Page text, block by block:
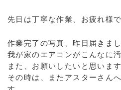
先日は丁寧な作業、お疲れ様で
作業完了の写真、昨日届きまし
我が家のエアコンがこんなに
また、お願いしたいと思います
その時は、またアスターさん